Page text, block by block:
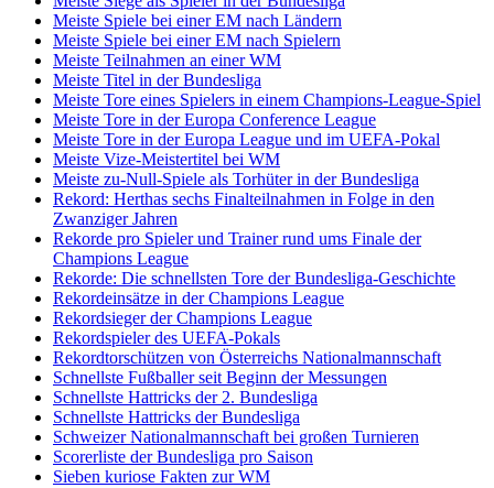
Meiste Spiele bei einer EM nach Ländern
Meiste Spiele bei einer EM nach Spielern
Meiste Teilnahmen an einer WM
Meiste Titel in der Bundesliga
Meiste Tore eines Spielers in einem Champions-League-Spiel
Meiste Tore in der Europa Conference League
Meiste Tore in der Europa League und im UEFA-Pokal
Meiste Vize-Meistertitel bei WM
Meiste zu-Null-Spiele als Torhüter in der Bundesliga
Rekord: Herthas sechs Finalteilnahmen in Folge in den
Zwanziger Jahren
Rekorde pro Spieler und Trainer rund ums Finale der
Champions League
Rekorde: Die schnellsten Tore der Bundesliga-Geschichte
Rekordeinsätze in der Champions League
Rekordsieger der Champions League
Rekordspieler des UEFA-Pokals
Rekordtorschützen von Österreichs Nationalmannschaft
Schnellste Fußballer seit Beginn der Messungen
Schnellste Hattricks der 2. Bundesliga
Schnellste Hattricks der Bundesliga
Schweizer Nationalmannschaft bei großen Turnieren
Scorerliste der Bundesliga pro Saison
Sieben kuriose Fakten zur WM